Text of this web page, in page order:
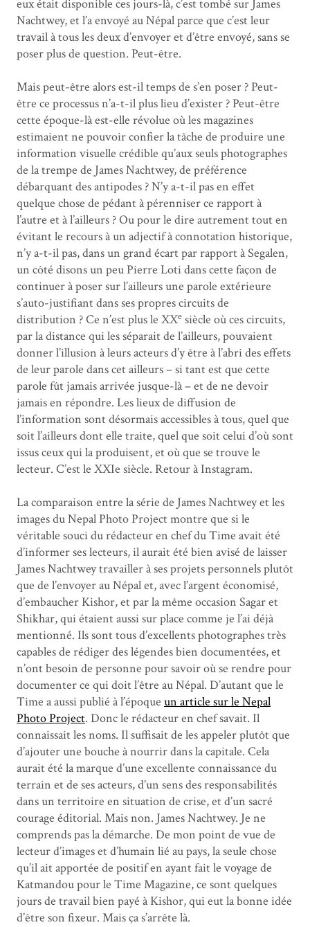
eux était disponible ces jours-là, c’est tombé sur James
Nachtwey, et l’a envoyé au Népal parce que c’est leur
travail à tous les deux d’envoyer et d’être envoyé, sans se
poser plus de question. Peut-être.
Mais peut-être alors est-il temps de s’en poser ? Peut-
être ce processus n’a-t-il plus lieu d’exister ? Peut-être
cette époque-là est-elle révolue où les magazines
estimaient ne pouvoir confier la tâche de produire une
information visuelle crédible qu’aux seuls photographes
de la trempe de James Nachtwey,de préférence
débarquant des antipodes ? N’y a-t-il pas en effet
quelque chose de pédant à pérenniser ce rapport à
l’autre et à l’ailleurs ? Ou pour le dire autrement tout en
évitant le recours à un adjectif à connotation historique,
n’y a-t-il pas, dans un grand écart par rapport à Segalen,
un côté disons un peu Pierre Loti dans cette façon de
continuer à poser sur l’ailleurs une parole extérieure
s’auto-justifiant dans ses propres circuits de
distribution ? Ce n’est plus le XXe siècle où ces circuits,
par la distance qui les séparait de l’ailleurs, pouvaient
donner l’illusion à leurs acteurs d’y être à l’abri des effets
de leur parole dans cet ailleurs – si tant est que cette
parole fût jamais arrivée jusque-là – et de ne devoir
jamais en répondre. Les lieux de diffusion de
l’information sont désormais accessibles à tous, quel que
soit l’ailleurs dont elle traite, quel que soit celui d’où sont
issus ceux qui la produisent, et où que se trouve le
lecteur. C’est le XXIe siècle. Retour à Instagram.
La comparaison entre la série de James Nachtwey et les
images du Nepal Photo Project montre que si le
véritable souci du rédacteur en chef du Time avait été
d’informer ses lecteurs, il aurait été bien avisé de laisser
James Nachtwey travailler à ses projets personnels plutôt
que de l’envoyer au Népal et, avec l’argent économisé,
d’embaucher Kishor, et par la même occasion Sagar et
Shikhar, qui étaient aussi sur place comme je l’ai déjà
mentionné. Ils sont tous d’excellents photographes très
capables de rédiger des légendes bien documentées, et
n’ont besoin de personne pour savoir où se rendre pour
documenter ce qui doit l’être au Népal. D’autant que le
Time a aussi publié à l’époque un article sur le Nepal
Photo Project. Donc le rédacteur en chef savait. Il
connaissait les noms. Il suffisait de les appeler plutôt que
d’ajouter une bouche à nourrir dans la capitale. Cela
aurait été la marque d’une excellente connaissance du
terrain et de ses acteurs, d’un sens des responsabilités
dans un territoire en situation de crise, et d’un sacré
courage éditorial. Mais non. James Nachtwey. Je ne
comprends pas la démarche. De mon point de vue de
lecteur d’images et d’humain lié au pays, la seule chose
qu’il ait apportée de positif en ayant fait le voyage de
Katmandou pour le Time Magazine, ce sont quelques
jours de travail bien payé à Kishor, qui eut la bonne idée
d’être son fixeur. Mais ça s’arrête là.